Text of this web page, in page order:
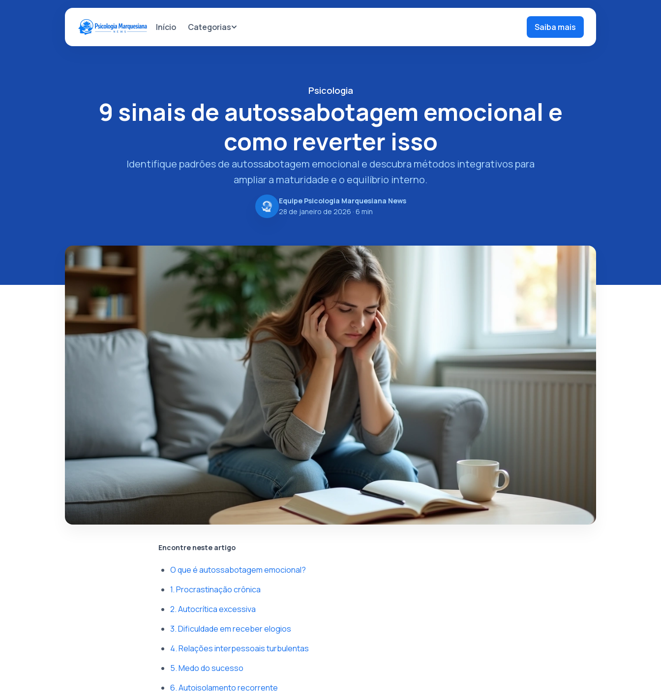
Início Categorias Saiba mais
Psicologia
9 sinais de autossabotagem emocional e
como reverter isso
Identifique padrões de autossabotagem emocional e descubra métodos integrativos para
ampliar a maturidade e o equilíbrio interno.
Equipe Psicologia Marquesiana News
28 de janeiro de 2026 · 6 min
Encontre neste artigo
O que é autossabotagem emocional?
1. Procrastinação crônica
2. Autocrítica excessiva
3. Dificuldade em receber elogios
4. Relações interpessoais turbulentas
5. Medo do sucesso
6. Autoisolamento recorrente